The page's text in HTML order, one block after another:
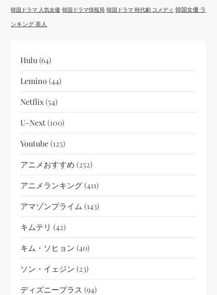
韓国ドラマ 人気女優 韓国ドラマ情報局 韓国ドラマ 時代劇 コメディ 韓国女優 ラ
ンキング 美人
Hulu (64)
Lemino (44)
Netflix(54)
U-Next(100)
Youtube(125)
アニメおすすめ (252)
アニメランキング(411)
アマゾンプライム (143)
キムテリ (42)
キム・ソヒョン (40)
ソン・イェジン (23)
ディズニープラス (94)